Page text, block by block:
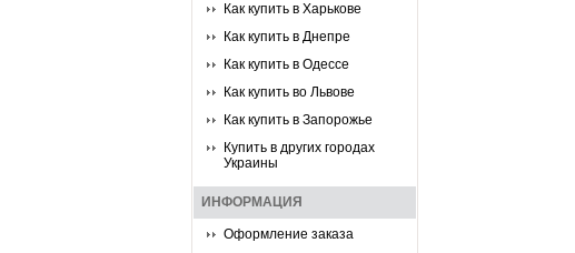
Как купить в Харькове
Как купить в Днепре
Как купить в Одессе
Как купить во Львове
Как купить в Запорожье
Купить в других городах
Украины
ИНФОРМАЦИЯ
Оформление заказа